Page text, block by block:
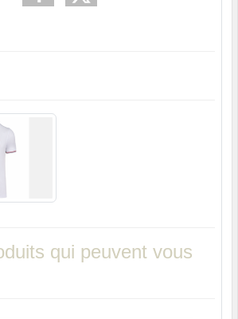
qui peuvent vous